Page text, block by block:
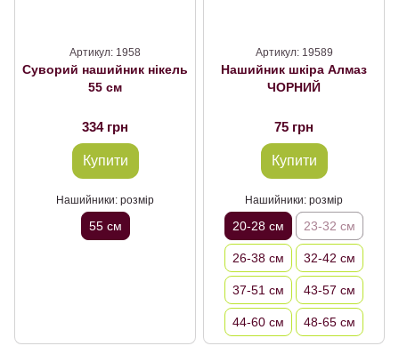
Артикул: 1958
Суворий нашийник нікель
55 см
334 грн
Купити
Нашийники: розмір
55 см
Артикул: 19589
Нашийник шкіра Алмаз
ЧОРНИЙ
75 грн
Купити
Нашийники: розмір
20-28 см 23-32 см
26-38 см 32-42 см
37-51 см 43-57 см
44-60 см 48-65 см